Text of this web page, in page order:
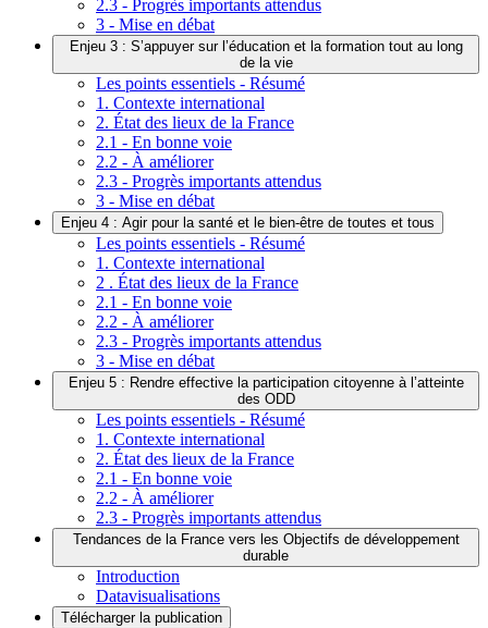
2.3 - Progrès importants attendus
3 - Mise en débat
Enjeu 3 : S’appuyer sur l’éducation et la formation tout au long
de la vie
Les points essentiels - Résumé
1. Contexte international
2. État des lieux de la France
2.1 - En bonne voie
2.2 - À améliorer
2.3 - Progrès importants attendus
3 - Mise en débat
Enjeu 4 : Agir pour la santé et le bien-être de toutes et tous
Les points essentiels - Résumé
1. Contexte international
2 . État des lieux de la France
2.1 - En bonne voie
2.2 - À améliorer
2.3 - Progrès importants attendus
3 - Mise en débat
Enjeu 5 : Rendre effective la participation citoyenne à l’atteinte
des ODD
Les points essentiels - Résumé
1. Contexte international
2. État des lieux de la France
2.1 - En bonne voie
2.2 - À améliorer
2.3 - Progrès importants attendus
Tendances de la France vers les Objectifs de développement
durable
Introduction
Datavisualisations
Télécharger la publication